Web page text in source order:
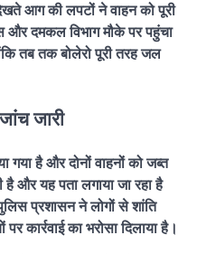
आग की लपटों ने वाहन को पूरी
और दमकल विभाग मौके पर पहुंचा
तब तक बोलेरो पूरी तरह जल
जारी
गया है और दोनों वाहनों को जब्त
और यह पता लगाया जा रहा है
प्रशासन ने लोगों से शांति
कार्रवाई का भरोसा दिलाया है।